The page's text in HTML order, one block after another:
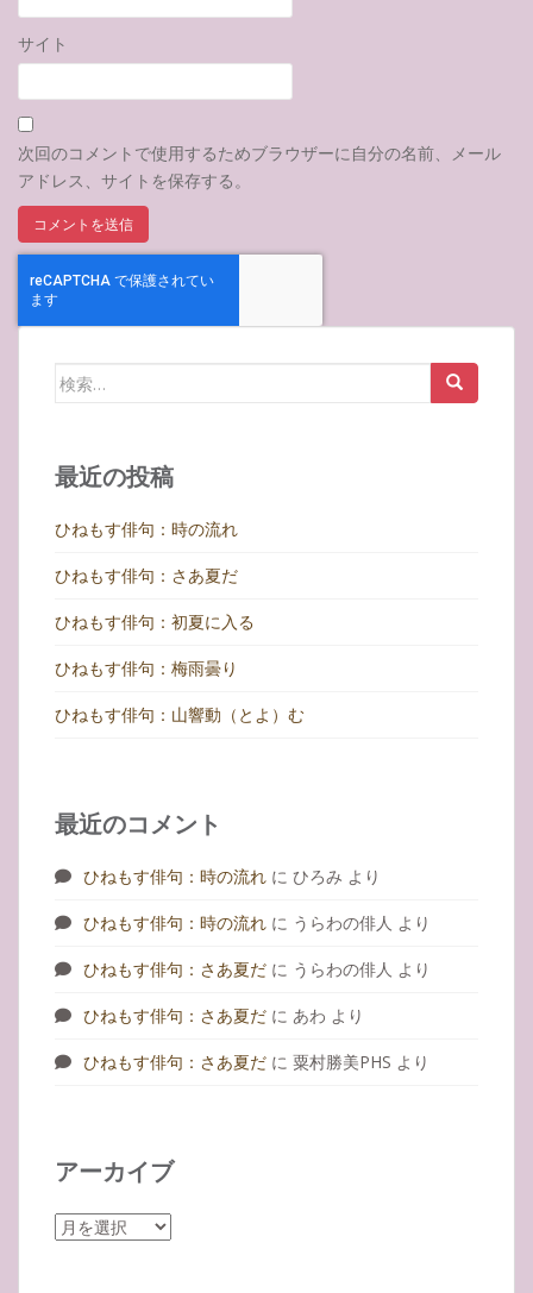
サイト
次回のコメントで使用するためブラウザーに自分の名前、メール
アドレス、サイトを保存する。
検
最近の投稿
ひねもす俳句：時の流れ
ひねもす俳句：さあ夏だ
ひねもす俳句：初夏に入る
ひねもす俳句：梅雨曇り
ひねもす俳句：山響動（とよ）む
最近のコメント
ひねもす俳句：時の流れ に ひろみ より
ひねもす俳句：時の流れ に うらわの俳人 より
ひねもす俳句：さあ夏だ に うらわの俳人 より
ひねもす俳句：さあ夏だ に あわ より
ひねもす俳句：さあ夏だ に 粟村勝美PHS より
アーカイブ
ア